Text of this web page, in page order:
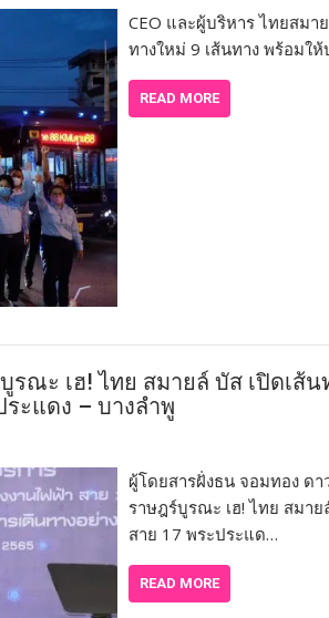
CEO และผู้บริหาร ไทยสมา
ทางใหม่ 9 เส้นทาง พร้อมใ
READ MORE
ณะ เฮ! ไทย สมายล์ บัส เปิดเส้น
ะแดง – บางลำพู
ผู้โดยสารฝั่งธน จอมทอง ดา
ราษฎร์บูรณะ เฮ! ไทย สมาย
สาย 17 พระประแด…
READ MORE